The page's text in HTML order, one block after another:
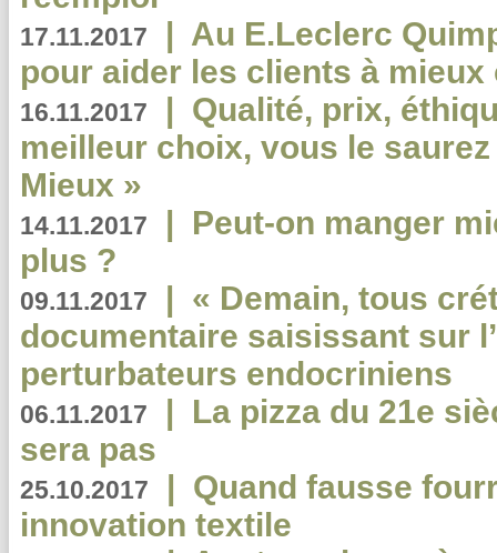
17.11.2017 | Au E.Leclerc
pour aider les clients à
16.11.2017 | Qualité, prix,
meilleur choix, vous le
Mieux »
14.11.2017 | Peut-on manger
plus ?
09.11.2017 | « Demain, tous
documentaire saisissant sur
perturbateurs endocriniens
06.11.2017 | La pizza du 21e
sera pas
25.10.2017 | Quand fausse
innovation textile